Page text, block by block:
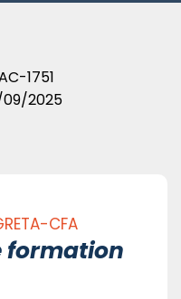
1751
2025
CFA
formation